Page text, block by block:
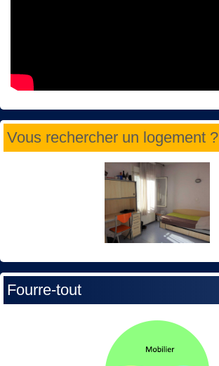
Vous rechercher un logement ?
Fourre-tout